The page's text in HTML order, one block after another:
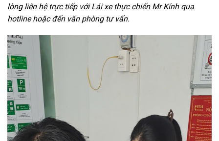
lòng liên hệ trực tiếp với Lái xe thực chiến Mr Kính qua
hotline hoặc đến văn phòng tư vấn.